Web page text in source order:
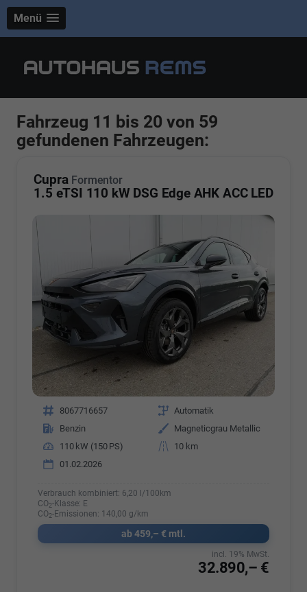
Menü
Fahrzeug 11 bis 20 von 59
gefundenen Fahrzeugen:
Cupra Formentor
1.5 eTSI 110 kW DSG Edge AHK ACC LED
Fahrzeugnr. 8067716657 Getriebe Automatik
Kraftstoff
Benzin Außenfarbe
Magneticgrau Metallic
Leistung
110 kW (150 PS) Kilometerstand
10 km
01.02.2026
Verbrauch kombiniert: 6,20 l/100km
CO2-Klasse: E
CO2-Emissionen: 140,00 g/km
ab 459,– € mtl.
32.890,– €
incl. 19% MwSt.